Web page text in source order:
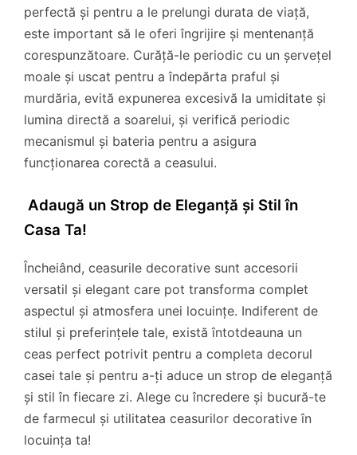
perfectă și pentru a le prelungi durata de viață,
este important să le oferi îngrijire și mentenanță
corespunzătoare. Curăță-le periodic cu un șervețel
moale și uscat pentru a îndepărta praful și
murdăria, evită expunerea excesivă la umiditate și
lumina directă a soarelui, și verifică periodic
mecanismul și bateria pentru a asigura
funcționarea corectă a ceasului.
Adaugă un Strop de Eleganță și Stil în
Casa Ta!
Încheiând, ceasurile decorative sunt accesorii
versatil și elegant care pot transforma complet
aspectul și atmosfera unei locuințe. Indiferent de
stilul și preferințele tale, există întotdeauna un
ceas perfect potrivit pentru a completa decorul
casei tale și pentru a-ți aduce un strop de eleganță
și stil în fiecare zi. Alege cu încredere și bucură-te
de farmecul și utilitatea ceasurilor decorative în
locuința ta!